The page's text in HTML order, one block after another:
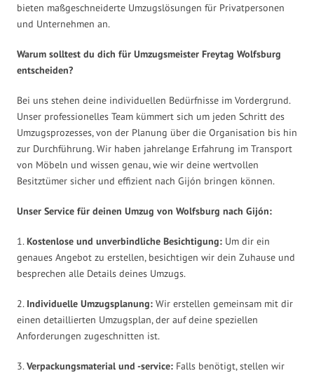
bieten maßgeschneiderte Umzugslösungen für Privatpersonen
und Unternehmen an.
Warum solltest du dich für Umzugsmeister Freytag Wolfsburg
entscheiden?
Bei uns stehen deine individuellen Bedürfnisse im Vordergrund.
Unser professionelles Team kümmert sich um jeden Schritt des
Umzugsprozesses, von der Planung über die Organisation bis hin
zur Durchführung. Wir haben jahrelange Erfahrung im Transport
von Möbeln und wissen genau, wie wir deine wertvollen
Besitztümer sicher und effizient nach Gijón bringen können.
Unser Service für deinen Umzug von Wolfsburg nach Gijón:
1.Kostenlose und unverbindliche Besichtigung: Um dir ein
genaues Angebot zu erstellen, besichtigen wir dein Zuhause und
besprechen alle Details deines Umzugs.
2. Individuelle Umzugsplanung: Wir erstellen gemeinsam mit dir
einen detaillierten Umzugsplan, der auf deine speziellen
Anforderungen zugeschnitten ist.
3.Verpackungsmaterial und -service: Falls benötigt, stellen wir